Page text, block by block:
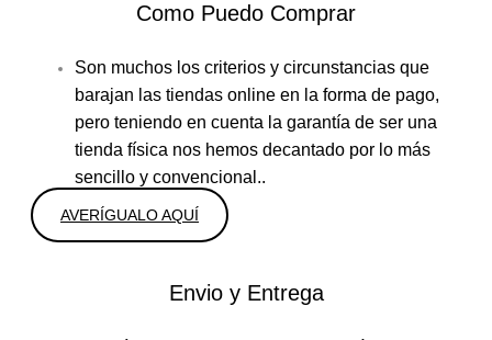
Como Puedo Comprar
Son muchos los criterios y circunstancias que
barajan las tiendas online en la forma de pago,
pero teniendo en cuenta la garantía de ser una
tienda física nos hemos decantado por lo más
sencillo y convencional..
AVERÍGUALO AQUÍ
Envio y Entrega